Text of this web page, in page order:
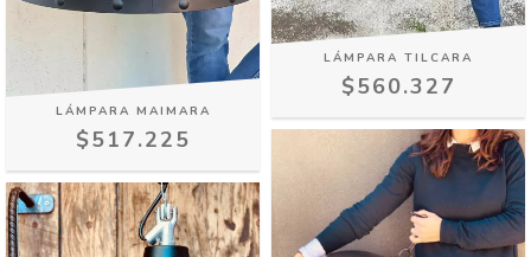
LÁMPARA MAIMARA
$517.225
LÁMPARA TILCARA
$560.327